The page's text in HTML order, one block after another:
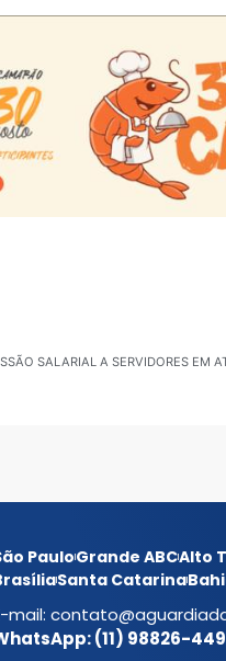
PauloGrande ABCAlto
Santa Catarina
mail:
(11) 98826-